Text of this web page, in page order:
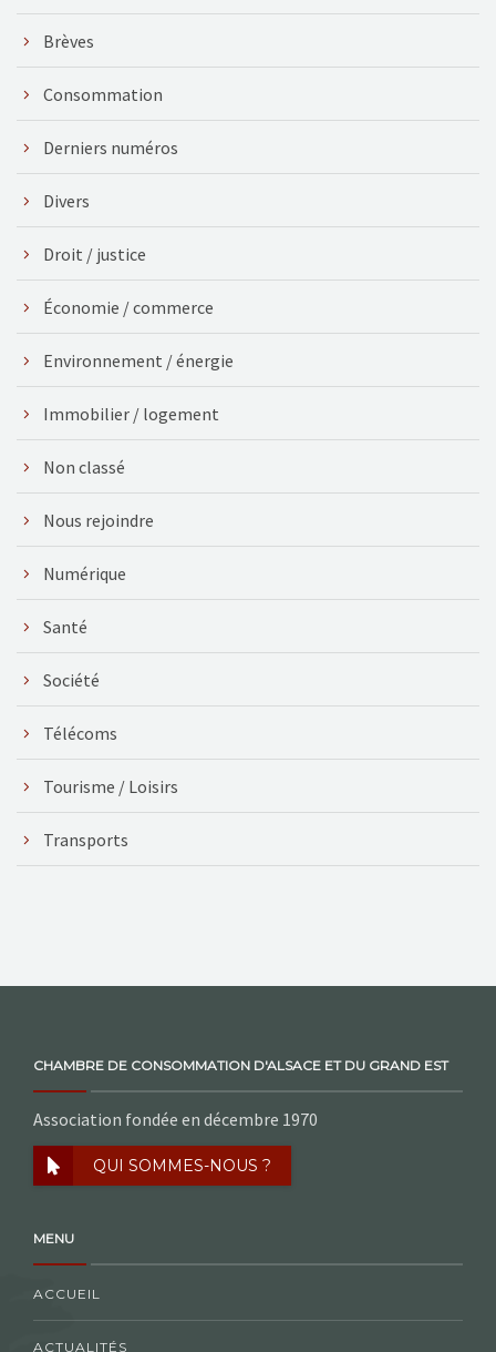
Brèves
Consommation
Derniers numéros
Divers
Droit / justice
Économie / commerce
Environnement / énergie
Immobilier / logement
Non classé
Nous rejoindre
Numérique
Santé
Société
Télécoms
Tourisme / Loisirs
Transports
CHAMBRE DE CONSOMMATION D'ALSACE ET DU GRAND EST
Association fondée en décembre 1970
QUI SOMMES-NOUS ?
MENU
ACCUEIL
ACTUALITÉS